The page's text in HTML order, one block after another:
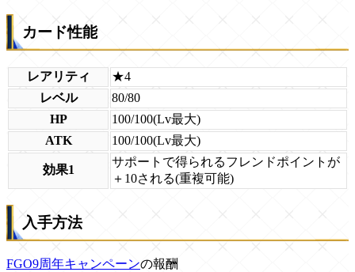
カード性能
レアリティ
★4
レベル
80/80
HP
100/100(Lv最大)
ATK
100/100(Lv最大)
効果1
サポートで得られるフレンドポイントが
＋10される(重複可能)
入手方法
FGO9周年キャンペーンの報酬